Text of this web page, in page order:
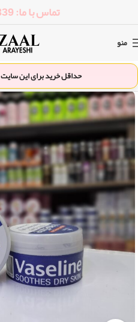
تماس با ما: 09184452339
منو
حداقل خرید برای این سایت